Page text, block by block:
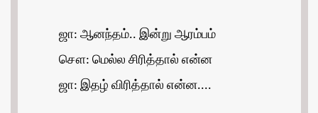
ஜா: ஆனந்தம்.. இன்று ஆரம்பம்
சௌ: மெல்ல சிரித்தால் என்ன
ஜா: இதழ் விரித்தால் என்ன....